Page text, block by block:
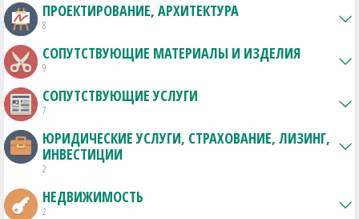
ПРОЕКТИРОВАНИЕ, АРХИТЕКТУРА
8
СОПУТСТВУЮЩИЕ МАТЕРИАЛЫ И ИЗДЕЛИЯ
9
СОПУТСТВУЮЩИЕ УСЛУГИ
7
ЮРИДИЧЕСКИЕ УСЛУГИ, СТРАХОВАНИЕ, ЛИЗИНГ,
ИНВЕСТИЦИИ
2
НЕДВИЖИМОСТЬ
2